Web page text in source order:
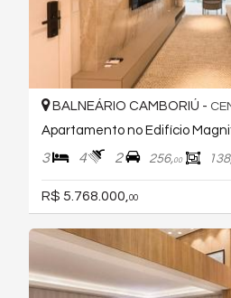
BALNEÁRIO CAMBORIÚ -
Apartamento no Edifício
3 4 2 256,00
R$ 5.768.000, 00